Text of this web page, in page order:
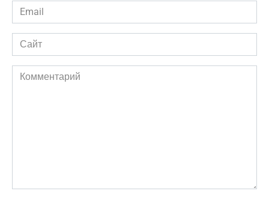
Email
*
Сайт
Комментарий